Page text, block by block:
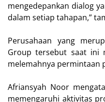
mengedepankan dialog
dalam setiap tahapan,”
Perusahaan yang
Group tersebut saat ini
melemahnya permintaan
Afriansyah Noor
memengaruhi aktivitas